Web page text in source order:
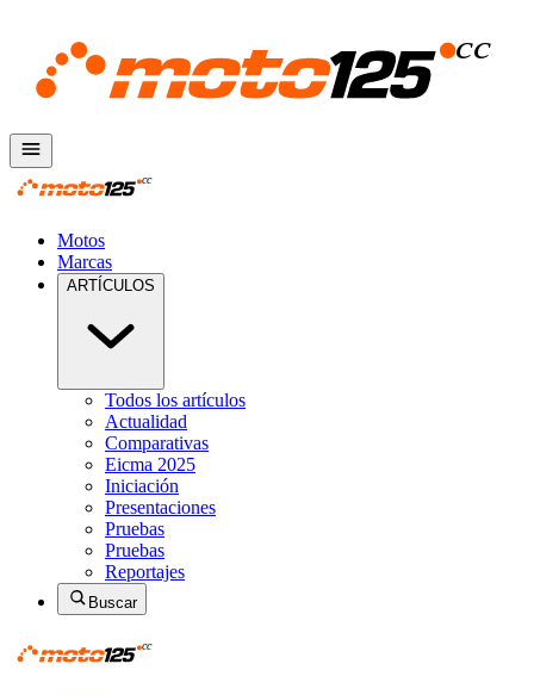
Motos
Marcas
ARTÍCULOS
Todos los artículos
Actualidad
Comparativas
Eicma 2025
Iniciación
Presentaciones
Pruebas
Pruebas
Reportajes
Buscar